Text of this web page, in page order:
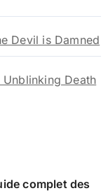
Devil is Damned
Unblinking Death
complet des